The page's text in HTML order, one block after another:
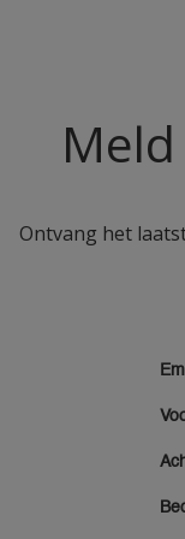
Ontvang het